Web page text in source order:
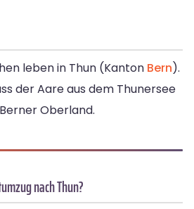
leben in Thun (Kanton Bern).
der Aare aus dem Thunersee
Oberland.
nach Thun?